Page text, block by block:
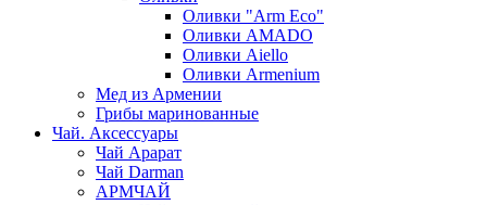
Оливки "Arm Eco"
Оливки AMADO
Оливки Aiello
Оливки Armenium
Мед из Армении
Грибы маринованные
Чай. Аксессуары
Чай Арарат
Чай Darman
АРМЧАЙ